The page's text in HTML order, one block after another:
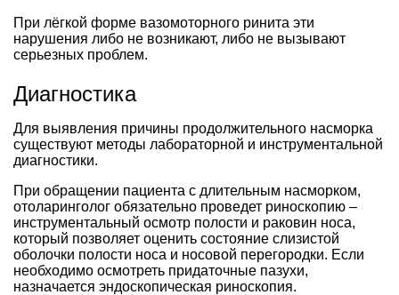
При лёгкой форме вазомоторного ринита эти
нарушения либо не возникают, либо не вызывают
серьезных проблем.
Диагностика
Для выявления причины продолжительного насморка
существуют методы лабораторной и инструментальной
диагностики.
При обращении пациента с длительным насморком,
отоларинголог обязательно проведет риноскопию –
инструментальный осмотр полости и раковин носа,
который позволяет оценить состояние слизистой
оболочки полости носа и носовой перегородки. Если
необходимо осмотреть придаточные пазухи,
назначается эндоскопическая риноскопия.